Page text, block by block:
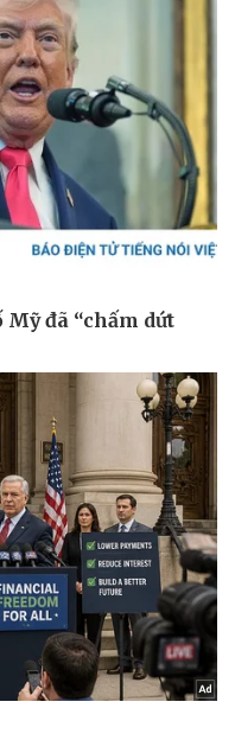
sự - Quốc phòng
khí
Nam
Phân tích